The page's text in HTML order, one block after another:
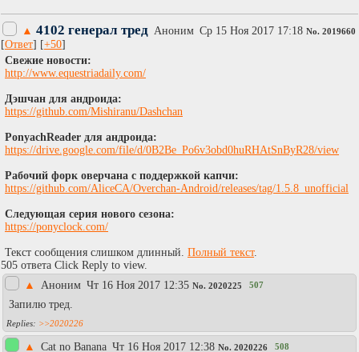
▲ 4102 генерал тред Аноним Ср 15 Ноя 2017 17:18 No. 2019660
[Ответ] [+50]
Cвежие новости:
http://www.equestriadaily.com/
Дэшчан для андроида:
https://github.com/Mishiranu/Dashchan
PonyachReader для андроида:
https://drive.google.com/file/d/0B2Be_Po6v3obd0huRHAtSnByR28/view
Рабочий форк оверчана с поддержкой капчи:
https://github.com/AliceCA/Overchan-Android/releases/tag/1.5.8_unofficial
Следующая серия нового сезона:
https://ponyclock.com/
Текст сообщения слишком длинный. Полный текст.
505 ответа Click Reply to view.
▲
Аноним Чт 16 Ноя 2017 12:35 No. 2020225 507
Запилю тред.
>>2020226
▲ Cat no Banana Чт 16 Ноя 2017 12:38 No. 2020226 508